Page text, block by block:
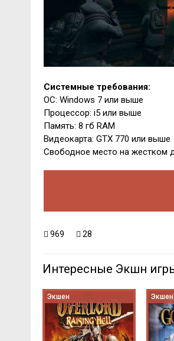
Системные требования:
ОС: Windows 7 или выше
Процессор: i5 или выше
Память: 8 гб RAM
Видеокарта: GTX 770 или выше
Свободное место на жестком
969 28
Интересные Экшн
Экшен Экшен